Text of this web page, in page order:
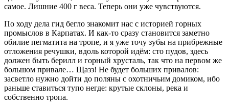
самое. Лишние 400 г веса. Теперь они уже чувствуются.
По ходу дела гид бегло знакомит нас с историей горных
промыслов в Карпатах. И как-то сразу становится заметно
обилие пегматита на тропе, и я уже точу зубы на прибрежные
отложения речушки, вдоль которой идём: сто пудов, здесь
должен быть берилл и горный хрусталь, так что на первом же
большом привале… Щазз! Не будет больших привалов:
засветло нужно дойти до поляны с охотничьим домиком, ибо
раньше ставиться тупо негде: крутые склоны, река и
собственно тропа.